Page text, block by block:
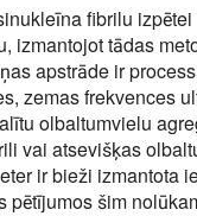
fibrilu
izmantojot tādas
apstrāde ir
zemas frekvences
olbaltumvielu
vai atsevišķas
ir bieži izmantota
pētījumos šim